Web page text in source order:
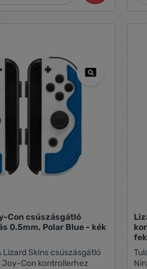
aki egy kulcs
egy olyan ősi titkot rejt,
Az örökséged az, amit
meg az íratlant.
Con csúszásgátló
0.5mm, Polar Blue - kék
Lizard Skins csúszásgátló
Con kontrollerhez